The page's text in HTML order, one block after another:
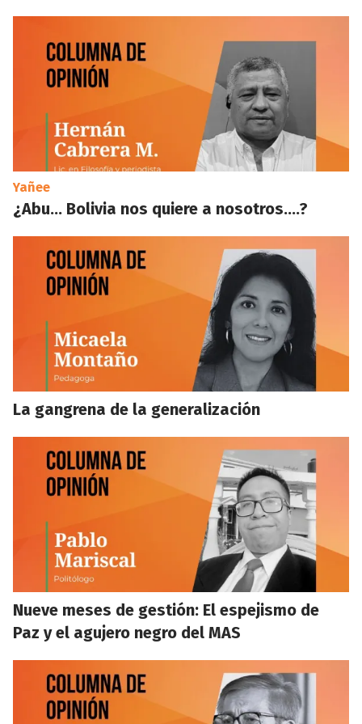
Yañee
¿Abu… Bolivia nos quiere a nosotros….?
La gangrena de la generalización
Nueve meses de gestión: El espejismo de
Paz y el agujero negro del MAS